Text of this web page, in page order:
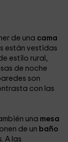
de una cama
están vestidas
estilo rural,
de noche
son
con las
una mesa
de un baño
A las